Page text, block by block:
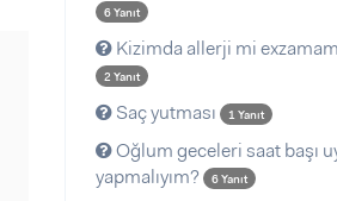
6 Yanıt
Kizimda allerji mi
2 Yanıt
Saç yutması 1 Yanıt
Oğlum geceleri saat başı
yapmalıyım?
6 Yanıt